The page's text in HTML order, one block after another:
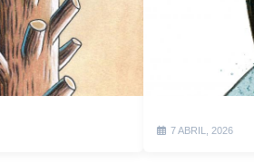
7 ABRIL, 2026